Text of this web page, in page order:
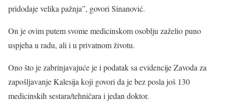
pridodaje velika pažnja”, govori Sinanović.
On je ovim putem svome medicinskom osoblju zaželio puno
uspjeha u radu, ali i u privatnom životu.
Ono što je zabrinjavajuće je i podatak sa evidencije Zavoda za
zapošljavanje Kalesija koji govori da je bez posla još 130
medicinskih sestara/tehničara i jedan doktor.